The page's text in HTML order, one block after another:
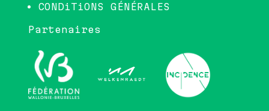
CONDiTiONS GÉNÉRALES
Partenaires